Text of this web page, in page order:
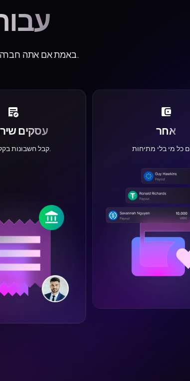
באמת אם אתה חברה גדולה או רק מתחיל, מערכת התשלומים שלנו מתאימה לך.
עסקים
קבל חשבונות בקלות ובזמן.
אחר